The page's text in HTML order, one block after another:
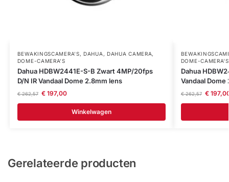
BEWAKINGSCAMERA'S, DAHUA , DAHUA CAMERA,
DOME-CAMERA’S
Dahua HDBW2441E-S-B Zwart 4MP/20fps
D/N IR Vandaal Dome 2.8mm lens
€262,57 €197,00
Winkelwagen
DOME-CAMERA’S
Dahua
Vandaal Dome
€262,57 €
Gerelateerde producten